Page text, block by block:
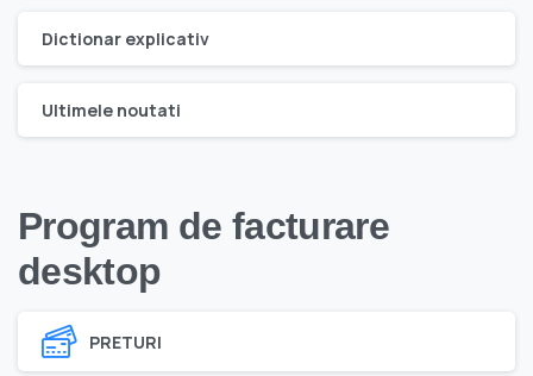
Dictionar explicativ
Ultimele noutati
Program de facturare
desktop
PRETURI